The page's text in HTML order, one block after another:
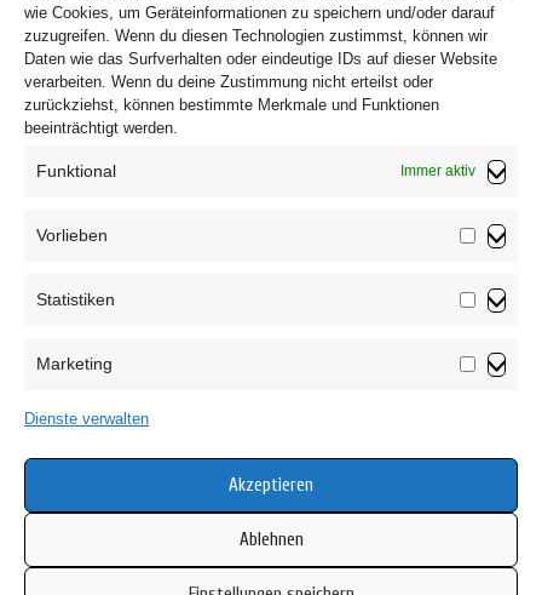
wie Cookies, um Geräteinformationen zu speichern und/oder darauf
zuzugreifen. Wenn du diesen Technologien zustimmst, können wir
Daten wie das Surfverhalten oder eindeutige IDs auf dieser Website
verarbeiten. Wenn du deine Zustimmung nicht erteilst oder
zurückziehst, können bestimmte Merkmale und Funktionen
beeinträchtigt werden.
Funktional Immer aktiv
Vorlieben
Statistiken
Marketing
Dienste verwalten
Akzeptieren
Ablehnen
Cookie-Richtlinie (EU)